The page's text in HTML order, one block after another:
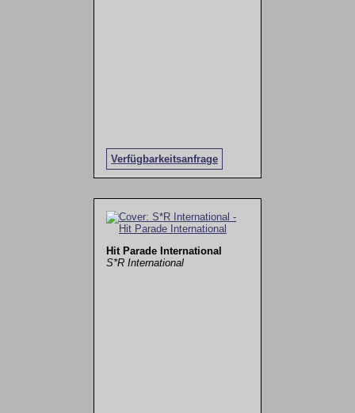
Verfügbarkeitsanfrage
Hit Parade International
S*R International